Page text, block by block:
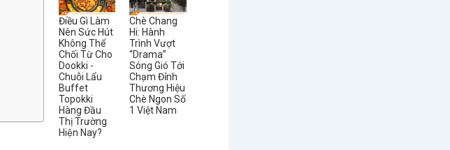
Điều Gì Làm
Nên Sức Hút
Không Thể
Chối Từ Cho
Dookki -
Chuỗi Lẩu
Buffet
Topokki
Hàng Đầu
Thị Trường
Hiện Nay?
Chè Chang
Hi: Hành
Trình Vượt
“Drama”
Sóng Gió Tới
Chạm Đỉnh
Thương Hiệu
Chè Ngon Số
1 Việt Nam